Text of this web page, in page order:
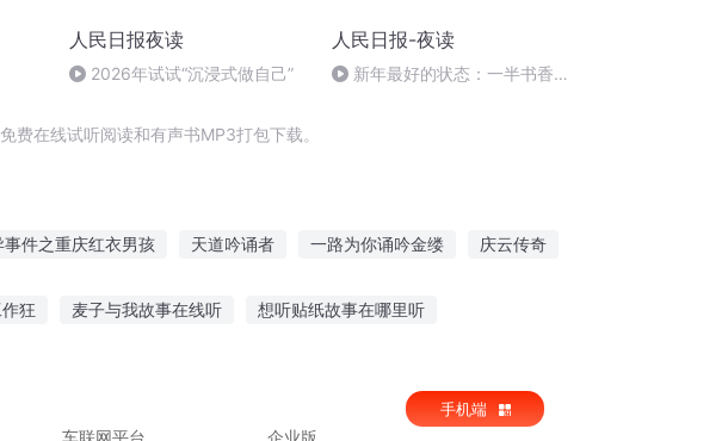
人民日报夜读
2026年试试“沉浸式做自己”
人民日报-夜读
新年最好的状态：一半书香，
费在线试听阅读和有声书MP3打包下载。
事件之重庆红衣男孩 天道吟诵者 一路为你诵吟金缕 庆云传奇
狂 麦子与我故事在线听 想听贴纸故事在哪里听
车联网平台 企业版
手机端